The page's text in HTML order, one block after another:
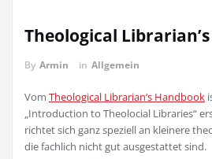
Theological
By Armin in Allgemein
Vom Theological Librarian’s Handbook
„Introduction to Theolocial Libraries“
richtet sich ganz speziell an kleinere
die fachlich nicht gut ausgestattet sind.